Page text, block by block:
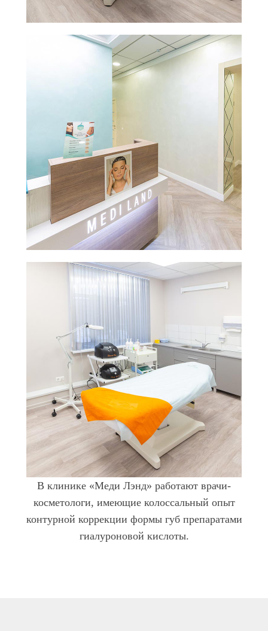
В клинике «Меди Лэнд» работают врачи-
косметологи, имеющие колоссальный опыт
контурной коррекции формы губ препаратами
гиалуроновой кислоты.